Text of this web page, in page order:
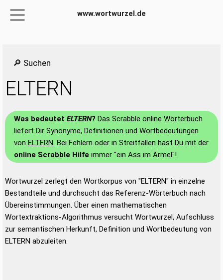
www.wortwurzel.de
🔎 Suchen
ELTERN
Was bedeutet ELTERN? Das Scrabble online Wörterbuch
liefert Dir Synonyme, Definitionen und Wortbedeutungen
von ELTERN. Bei Fehlern oder in Streitfällen hast Du mit der
online Scrabble Hilfe immer "ein Ass im Ärmel"!
Wortwurzel zerlegt den Wortkorpus von "ELTERN" in einzelne
Bestandteile und durchsucht das Referenz-Wörterbuch nach
Übereinstimmungen. Über einen mathematischen
Wortextraktions-Algorithmus versucht Wortwurzel, Aufschluss
zur semantischen Herkunft, Definition und Wortbedeutung von
ELTERN abzuleiten.